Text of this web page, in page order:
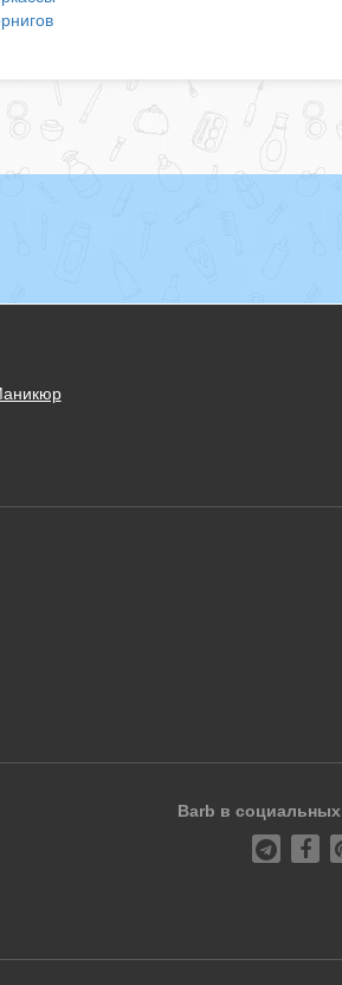
Barb в социальных